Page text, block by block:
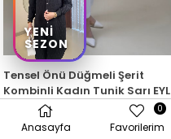
Tensel Önü Düğmeli Şerit
Kombinli Kadın Tunik Sarı EYL
₺1.735,00
YENİ
SEZON
Anasayfa Favorilerim
0